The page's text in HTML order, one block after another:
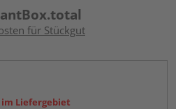
für Stückgut
Liefergebiet